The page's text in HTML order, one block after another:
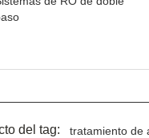
del tag: tratamiento de